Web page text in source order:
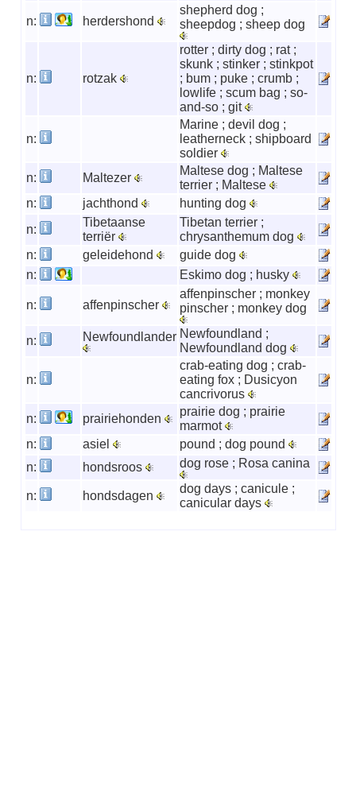
n: herdershond
shepherd dog ;
sheepdog ; sheep dog
n: rotzak
rotter ; dirty dog ; rat ;
skunk ; stinker ; stinkpot
; bum ; puke ; crumb ;
lowlife ; scum bag ; so-
and-so ; git
n:
Marine ; devil dog ;
leatherneck ; shipboard
soldier
n:
Maltezer
Maltese dog ; Maltese
terrier ; Maltese
n:
jachthond
hunting dog
n:
Tibetaanse
terriër
Tibetan terrier ;
chrysanthemum dog
n:
geleidehond
guide dog
n:
Eskimo dog ; husky
n: affenpinscher
affenpinscher ; monkey
pinscher ; monkey dog
n: Newfoundlander Newfoundland ;
Newfoundland dog
n:
crab-eating dog ; crab-
eating fox ; Dusicyon
cancrivorus
n:
prairiehonden
prairie dog ; prairie
marmot
n:
asiel
pound ; dog pound
n:
hondsroos dog rose ; Rosa canina
n: hondsdagen
dog days ; canicule ;
canicular days